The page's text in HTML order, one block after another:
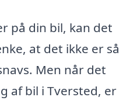
på din bil, kan det
at det ikke er så
Men når det
af bil i Tversted, er